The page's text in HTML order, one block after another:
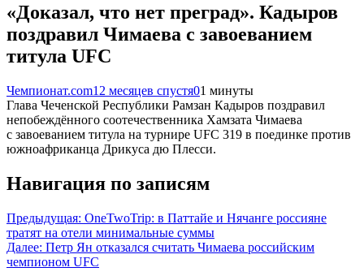
«Доказал, что нет преград». Кадыров
поздравил Чимаева с завоеванием
титула UFC
Чемпионат.com12 месяцев спустя01 минуты
Глава Чеченской Республики Рамзан Кадыров поздравил
непобеждённого соотечественника Хамзата Чимаева
с завоеванием титула на турнире UFC 319 в поединке против
южноафриканца Дрикуса дю Плесси.
Навигация по записям
Предыдущая: OneTwoTrip: в Паттайе и Нячанге россияне
тратят на отели минимальные суммы
Далее: Петр Ян отказался считать Чимаева российским
чемпионом UFC